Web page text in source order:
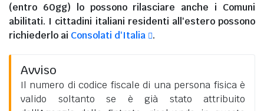
(entro 60gg) lo possono rilasciare anche i Comuni
abilitati. I cittadini italiani residenti all'esteropossono
richiederlo ai Consolati d'Italia .
Avviso
Il numero di codice fiscale di una persona fisica è
valido soltanto se è già stato attribuito